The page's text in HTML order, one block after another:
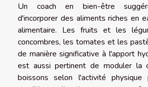
Un coach en bien-être
d'incorporer des aliments riches en
alimentaire. Les fruits et les
concombres, les tomates et les
de manière significative à l'apport
est aussi pertinent de moduler la
boissons selon l'activité